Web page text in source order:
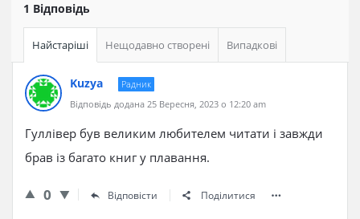
1 Відповідь
Найстаріші Нещодавно створені Випадкові
Kuzya
Радник
Відповідь додана 25 Вересня, 2023 о 12:20 am
Гуллівер був великим любителем читати і завжди
брав із багато книг у плавання.
0 Відповісти Поділитися